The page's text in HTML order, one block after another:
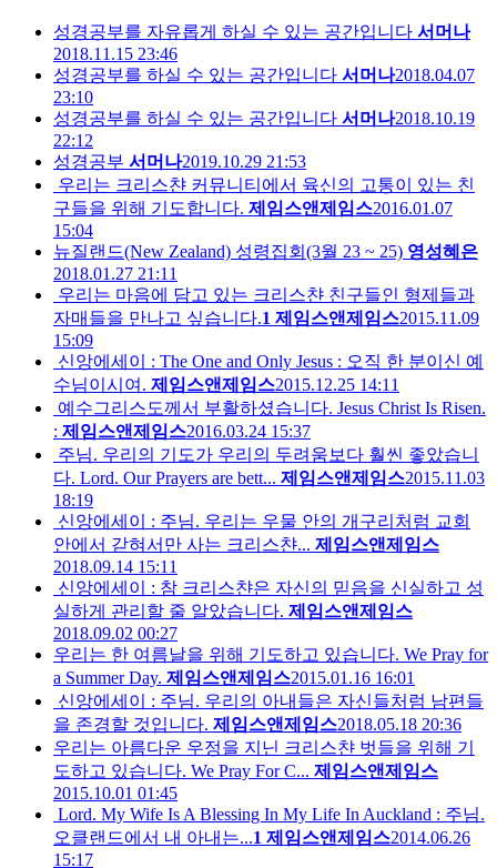
성경공부를 자유롭게 하실 수 있는 공간입니다 서머나
2018.11.15 23:46
성경공부를 하실 수 있는 공간입니다 서머나2018.04.07
23:10
성경공부를 하실 수 있는 공간입니다 서머나2018.10.19
22:12
성경공부 서머나2019.10.29 21:53
우리는 크리스챤 커뮤니티에서 육신의 고통이 있는 친
구들을 위해 기도합니다. 제임스앤제임스2016.01.07
15:04
뉴질랜드(New Zealand) 성령집회(3월 23 ~ 25) 영성혜은
2018.01.27 21:11
우리는 마음에 담고 있는 크리스챤 친구들인 형제들과
자매들을 만나고 싶습니다.1 제임스앤제임스2015.11.09
15:09
신앙에세이 : The One and Only Jesus : 오직 한 분이신 예
수님이시여. 제임스앤제임스2015.12.25 14:11
예수그리스도께서 부활하셨습니다. Jesus Christ Is Risen.
: 제임스앤제임스2016.03.24 15:37
주님. 우리의 기도가 우리의 두려움보다 훨씬 좋았습니
다. Lord. Our Prayers are bett... 제임스앤제임스2015.11.03
18:19
신앙에세이 : 주님. 우리는 우물 안의 개구리처럼 교회
안에서 갇혀서만 사는 크리스챤... 제임스앤제임스
2018.09.14 15:11
신앙에세이 : 참 크리스챤은 자신의 믿음을 신실하고 성
실하게 관리할 줄 알았습니다. 제임스앤제임스
2018.09.02 00:27
우리는 한 여름날을 위해 기도하고 있습니다. We Pray for
a Summer Day. 제임스앤제임스2015.01.16 16:01
신앙에세이 : 주님. 우리의 아내들은 자신들처럼 남편들
을 존경할 것입니다. 제임스앤제임스2018.05.18 20:36
우리는 아름다운 우정을 지닌 크리스챤 벗들을 위해 기
도하고 있습니다. We Pray For C... 제임스앤제임스
2015.10.01 01:45
Lord. My Wife Is A Blessing In My Life In Auckland : 주님.
오클랜드에서 내 아내는...1 제임스앤제임스2014.06.26
15:17